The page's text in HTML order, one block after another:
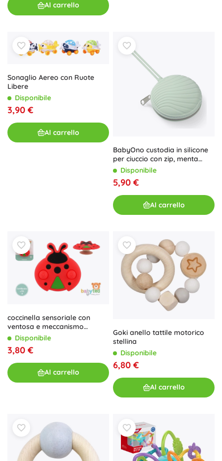
Al carrello
Sonaglio Aereo con Ruote
Libere
Disponibile
3,90 €
Al carrello
BabyOno custodia in silicone
per ciuccio con zip, menta
0m+Disponibile
5,90 €
Al carrello
coccinella sensoriale con
ventosa e meccanismo
rotante 8 × 8 cm
Disponibile
3,80 €
Al carrello
Goki anello tattile motorico
stellina
Disponibile
6,80 €
Al carrello